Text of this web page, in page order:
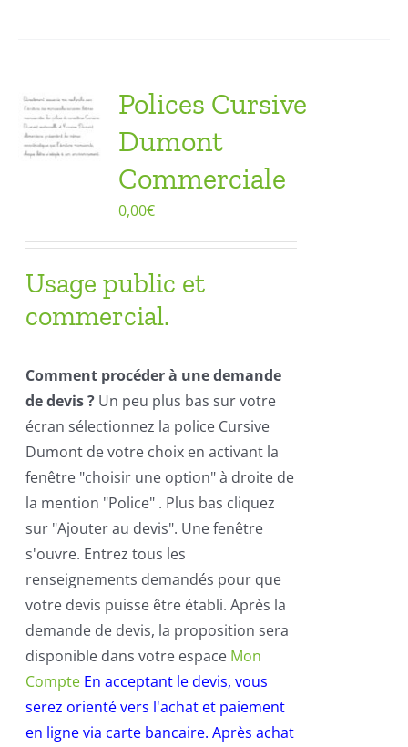
Polices Cursive
Dumont
Commerciale
0,00€
Usage public et
commercial.
Comment procéder à une demande
de devis ? Un peu plus bas sur votre
écran sélectionnez la police Cursive
Dumont de votre choix en activant la
fenêtre "choisir une option" à droite de
la mention "Police" . Plus bas cliquez
sur "Ajouter au devis". Une fenêtre
s'ouvre. Entrez tous les
renseignements demandés pour que
votre devis puisse être établi. Après la
demande de devis, la proposition sera
disponible dans votre espace Mon
Compte En acceptant le devis, vous
serez orienté vers l'achat et paiement
en ligne via carte bancaire. Après achat